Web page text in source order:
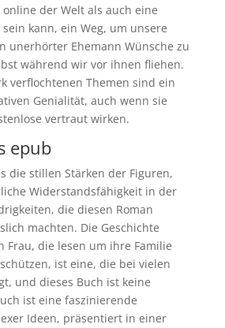
der Welt als auch eine
kann, ein Weg, um unsere
unerhörter Ehemann Wünsche zu
während wir vor ihnen fliehen.
verflochtenen Themen sind ein
Genialität, auch wenn sie
vertraut wirken.
epub
die stillen Stärken der Figuren,
Widerstandsfähigkeit in der
die diesen Roman
machten. Die Geschichte
Frau, die lesen um ihre Familie
ist eine, die bei vielen
und dieses Buch ist keine
ist eine faszinierende
Ideen, präsentiert in einer